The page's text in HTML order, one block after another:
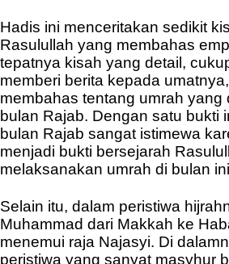
Hadis ini menceritakan sedikit
Rasulullah yang membahas
tepatnya kisah yang detail,
memberi berita kepada
membahas tentang umrah yang
bulan Rajab. Dengan satu bukti
bulan Rajab sangat istimewa
menjadi bukti bersejarah
melaksanakan umrah di bulan
Selain itu, dalam peristiwa
Muhammad dari Makkah ke
menemui raja Najasyi. Di
peristiwa yang sanyat masyhur